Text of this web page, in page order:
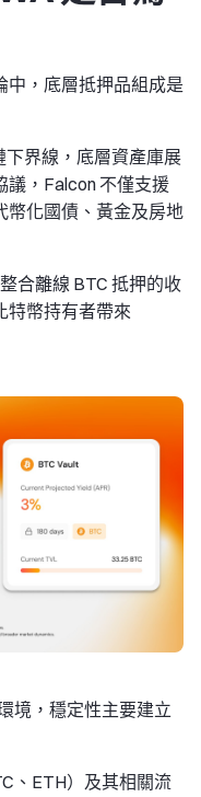
中，底層抵押品組成是
下界線，底層資產庫展
議，Falcon 不僅支援
幣化國債、黃金及房地
合離線 BTC 抵押的收
特幣持有者帶來
境，穩定性主要建立
、ETH）及其相關流